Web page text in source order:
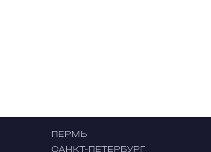
ПЕРМЬ
САНКТ-ПЕТЕРБУРГ